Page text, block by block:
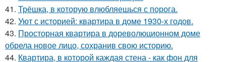
41. Трёшка, в которую влюбляешься с порога.
42. Уют с историей: квартира в доме 1930-х годов.
43. Просторная квартира в дореволюционном доме
обрела новое лицо, сохранив свою историю.
44. Квартира, в которой каждая стена - как фон для